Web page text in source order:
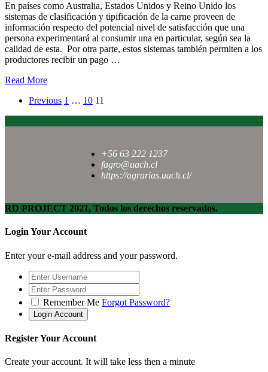
En países como Australia, Estados Unidos y Reino Unido los
sistemas de clasificación y tipificación de la carne proveen de
información respecto del potencial nivel de satisfacción que una
persona experimentará al consumir una en particular, según sea la
calidad de esta. Por otra parte, estos sistemas también permiten a los
productores recibir un pago …
Read More
Previous 1 … 10 11
+56 63 222 1237
fagro@uach.cl
https://agrarias.uach.cl/
RD PROJECT 2021, Todos los derechos reservados.
Login Your Account
Enter your e-mail address and your password.
Remember Me Forgot Password?
Register Your Account
Create your account. It will take less then a minute